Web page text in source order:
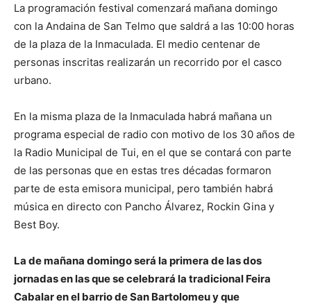
La programación festival comenzará mañana domingo
con la Andaina de San Telmo que saldrá a las 10:00 horas
de la plaza de la Inmaculada. El medio centenar de
personas inscritas realizarán un recorrido por el casco
urbano.
En la misma plaza de la Inmaculada habrá mañana un
programa especial de radio con motivo de los 30 años de
la Radio Municipal de Tui, en el que se contará con parte
de las personas que en estas tres décadas formaron
parte de esta emisora municipal, pero también habrá
música en directo con Pancho Álvarez, Rockin Gina y
Best Boy.
La de mañana domingo será la primera de las dos
jornadas en las que se celebrará la tradicional Feira
Cabalar en el barrio de San Bartolomeu y que